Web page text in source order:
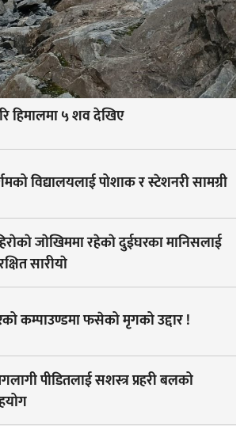
हिमालमा ५ शव देखिए
विद्यालयलाई पोशाक र स्टेशनरी सामग्री
जाेखिममा रहेकाे दुईघरका मानिसलाई
सारीयाे
कम्पाउण्डमा फसेको मृगको उद्दार !
पीडितलाई सशस्त्र प्रहरी बलको